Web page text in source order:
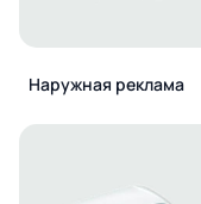
Наружная реклама